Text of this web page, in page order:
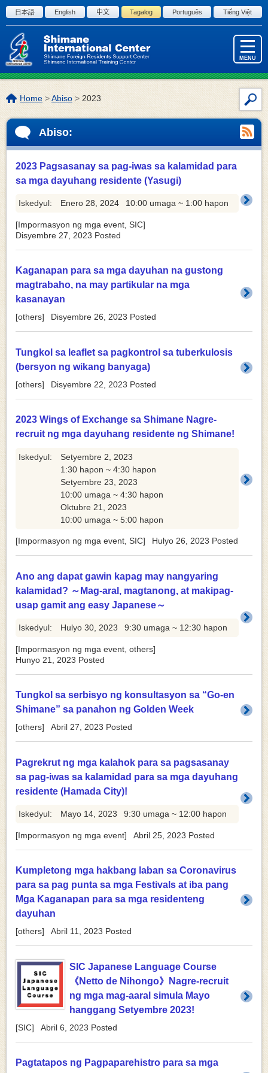
Skip to the body
日本語 English 中文 Tagalog Português Tiếng Việt
MENU
sa
ng
Lokasyon
ng
page:
Home >Abiso> 2023
Abiso:
2023 Pagsasanay sa pag-iwas sa kalamidad para
sa mga dayuhang residente (Yasugi)
Iskedyul: Enero 28, 2024 10:00 umaga ~ 1:00 hapon
[Impormasyon ng mga event SIC]
Disyembre 27, 2023 Posted
Kaganapan para sa mga dayuhan na gustong
magtrabaho, na may partikular na mga
kasanayan
[others] Disyembre 26, 2023 Posted
Tungkol sa leaflet sa pagkontrol sa tuberkulosis
(bersyon ng wikang banyaga)
[others] Disyembre 22, 2023 Posted
2023 Wings of Exchange sa Shimane Nagre-
recruit ng mga dayuhang residente ng Shimane!
Iskedyul:
Setyembre 2, 2023
1:30 hapon ~ 4:30 hapon
Setyembre 23, 2023
10:00 umaga ~ 4:30 hapon
Oktubre 21, 2023
10:00 umaga ~ 5:00 hapon
[Impormasyon ng mga event, SIC] Hulyo 26, 2023 Posted
Ano ang dapat gawin kapag may nangyaring
kalamidad? ～Mag-aral, magtanong, at makipag-
usap gamit ang easy Japanese～
Iskedyul: Hulyo 30, 2023 9:30 umaga ~ 12:30 hapon
[Impormasyon ng mga event others]
Hunyo 21, 2023 Posted
Tungkol sa serbisyo ng konsultasyon sa “Go-en
Shimane” sa panahon ng Golden Week
[others] Abril 27, 2023 Posted
Pagrekrut ng mga kalahok para sa pagsasanay
sa pag-iwas sa kalamidad para sa mga dayuhang
residente (Hamada City)!
Iskedyul: Mayo 14, 2023 9:30 umaga ~ 12:00 hapon
[Impormasyon ng mga event] Abril 25, 2023 Posted
Kumpletong mga hakbang laban sa Coronavirus
para sa pag punta sa mga Festivals at iba pang
Mga Kaganapan para sa mga residenteng
dayuhan
[others] Abril 11, 2023 Posted
SIC Japanese Language Course
《Netto de Nihongo》Nagre-recruit
ng mga mag-aaral simula Mayo
hanggang Setyembre 2023!
[SIC] Abril 6, 2023 Posted
Pagtatapos ng Pagpaparehistro para sa mga